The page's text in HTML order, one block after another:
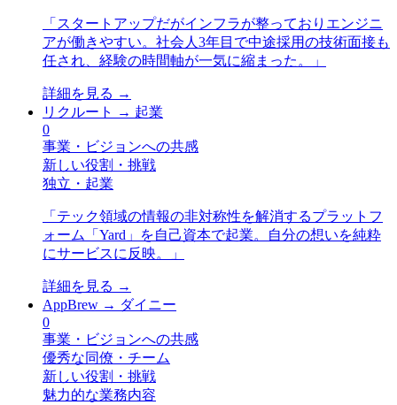
「 スタートアップだがインフラが整っておりエンジニ
アが働きやすい。社会人3年目で中途採用の技術面接も
任され、経験の時間軸が一気に縮まった。
」
詳細を見る →
リクルート
→ 起業
0
事業・ビジョンへの共感
新しい役割・挑戦
独立・起業
「 テック領域の情報の非対称性を解消するプラットフ
ォーム「Yard」を自己資本で起業。自分の想いを純粋
にサービスに反映。
」
詳細を見る →
AppBrew → ダイニー
0
事業・ビジョンへの共感
優秀な同僚・チーム
新しい役割・挑戦
魅力的な業務内容